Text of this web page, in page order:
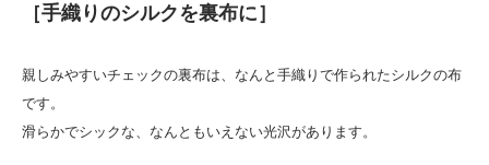
［手織りのシルクを裏布に］
親しみやすいチェックの裏布は、なんと手織りで作られたシルクの布
です。
滑らかでシックな、なんともいえない光沢があります。